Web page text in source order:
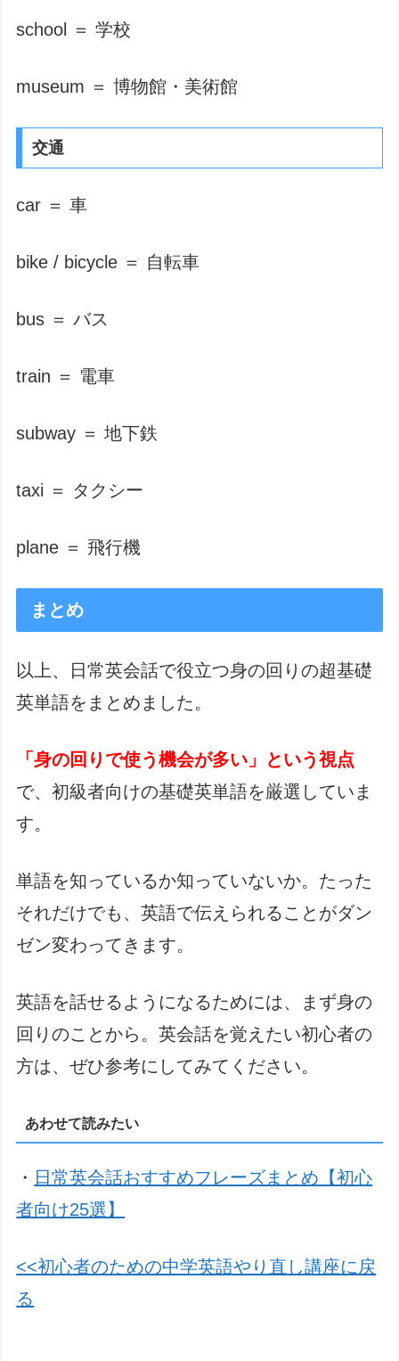
school ＝ 学校
museum ＝ 博物館・美術館
交通
car ＝ 車
bike / bicycle ＝ 自転車
bus ＝ バス
train ＝ 電車
subway ＝ 地下鉄
taxi ＝ タクシー
plane ＝ 飛行機
まとめ
以上、日常英会話で役立つ身の回りの超基礎
英単語をまとめました。
「身の回りで使う機会が多い」という視点
で、初級者向けの基礎英単語を厳選していま
す。
単語を知っているか知っていないか。たった
それだけでも、英語で伝えられることがダン
ゼン変わってきます。
英語を話せるようになるためには、まず身の
回りのことから。英会話を覚えたい初心者の
方は、ぜひ参考にしてみてください。
あわせて読みたい
・ 日常英会話おすすめフレーズまとめ【初心
者向け25選】
<<初心者のための中学英語やり直し講座に戻
る